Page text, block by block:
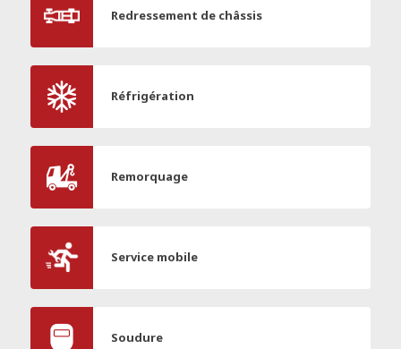
Redressement de châssis
Réfrigération
Remorquage
Service mobile
Soudure